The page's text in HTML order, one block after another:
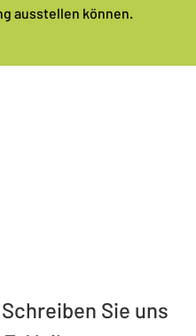
ausstellen können.
Sie uns